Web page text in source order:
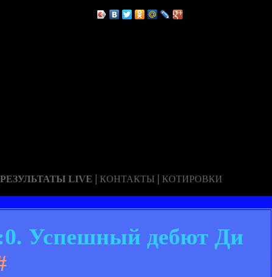
РЕЗУЛЬТАТЫ LIVE | КОНТАКТЫ | КОТИРОВКИ
Успешный дебют Ди